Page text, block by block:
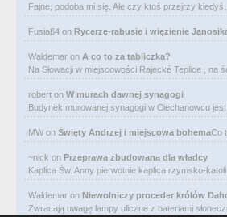
Fajne, podoba mi się. Ale czy ktoś przejrzy kiedyś…
Fusia84 on Rycerze-rabusie i więzienie
Waldemar on A co to za tabliczka?
Na Słowacji w miejscowości Rajecké Teplice , na
robert on W murach dawnej synagogi
Budynek murowanej synagogi w Ciechanowcu
MW on Święty Andrzej i miejscowa bohemaCo
~nick on Przeprawa zbudowana dla władcy
Kaplica Św. Anny pierwotnie kaplica rzymsko-
Waldemar on Niewolniczy proceder królów
Zwracają uwagę lampy uliczne z bateriami